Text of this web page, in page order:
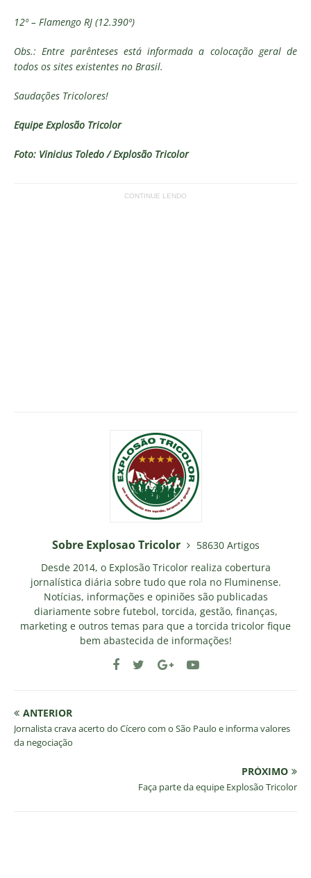
12º – Flamengo RJ (12.390º)
Obs.: Entre parênteses está informada a colocação geral de
todos os sites existentes no Brasil.
Saudações Tricolores!
Equipe Explosão Tricolor
Foto: Vinicius Toledo / Explosão Tricolor
CONTINUE LENDO
Sobre Explosao Tricolor
58630 Artigos
Desde 2014, o Explosão Tricolor realiza cobertura
jornalística diária sobre tudo que rola no Fluminense.
Notícias, informações e opiniões são publicadas
diariamente sobre futebol, torcida, gestão, finanças,
marketing e outros temas para que a torcida tricolor fique
bem abastecida de informações!
ANTERIOR
Jornalista crava acerto do Cícero com o São Paulo e informa valores
da negociação
PRÓXIMO
Faça parte da equipe Explosão Tricolor